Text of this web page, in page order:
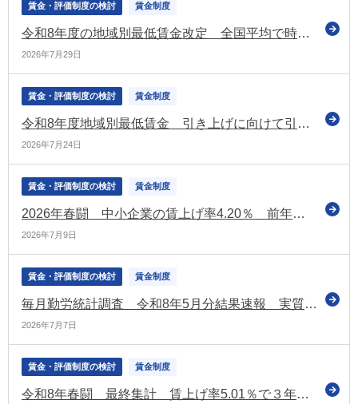
賃金・評価制度の検討 賃金制度
令和8年度の地域別最低賃金改定 全国平均で時給1,176円となる目安を決定 上昇額は55円（昨年度を下回る）
2026年7月29日
賃金・評価制度の検討 賃金制度
令和8年度地域別最低賃金 引き上げに向けて引き続き議論（第4回目の中央最低賃金審議会（小委員会）を開催）
2026年7月24日
賃金・評価制度の検討 賃金制度
2026年春闘 中小企業の賃上げ率4.20％ 前年から低下 大手企業との差も拡大（経団連の第1回集計）
2026年7月9日
賃金・評価制度の検討 賃金制度
毎月勤労統計調査 令和8年5月分結果速報 実質賃金1.4％増 5か月連続プラス
2026年7月7日
賃金・評価制度の検討 賃金制度
令和8年春闘 最終集計 賃上げ率5.01％で３年連続5％台を達成 中小は4.69％で昨年同時期を上回る（連合）